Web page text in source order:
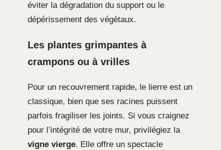
éviter la dégradation du support ou le
dépérissement des végétaux.
Les plantes grimpantes à
crampons ou à vrilles
Pour un recouvrement rapide, le lierre est un
classique, bien que ses racines puissent
parfois fragiliser les joints. Si vous craignez
pour l’intégrité de votre mur, privilégiez la
vigne vierge. Elle offre un spectacle